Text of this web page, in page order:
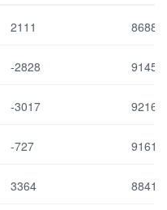
2111 86882
-2828 91453
-3017 92169
-727 91614
3364 88416